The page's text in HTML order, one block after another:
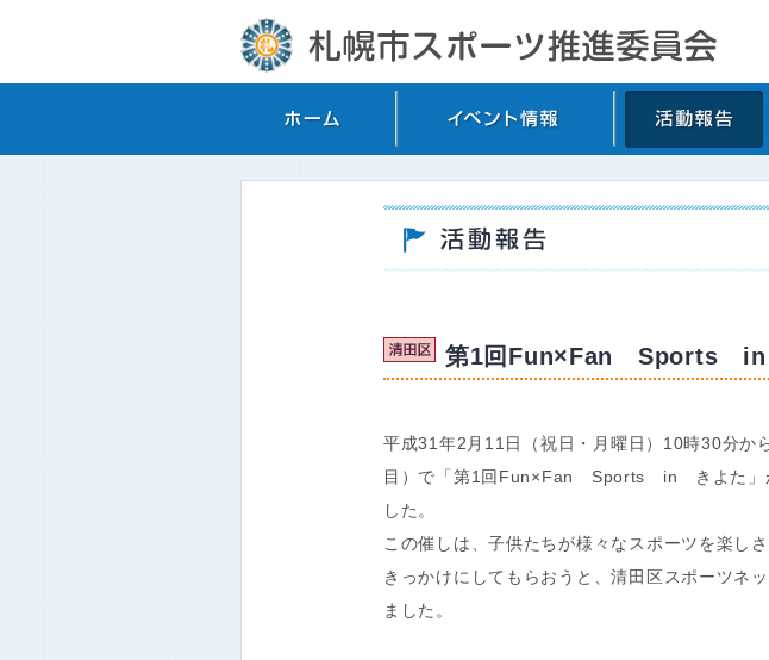
第1回Fun×Fan Sports
平成31年2月11日（祝日・月曜日）10時30分か
目）で「第1回Fun×Fan Sports in きよた」
した。
この催しは、子供たちが様々なスポーツを楽し
きっかけにしてもらおうと、清田区スポーツネ
ました。